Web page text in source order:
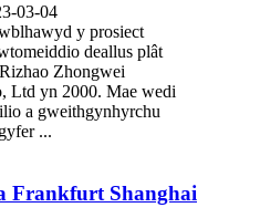
03-04
y prosiect
deallus plât
Zhongwei
Ltd yn 2000. Mae wedi
a gweithgynhyrchu
...
Frankfurt Shanghai